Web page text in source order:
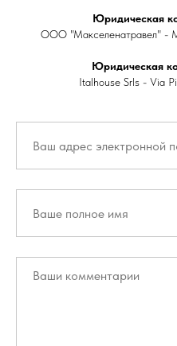
Юридическая
ООО "Макселенатравел" -
Юридическая
Italhouse Srls - Via